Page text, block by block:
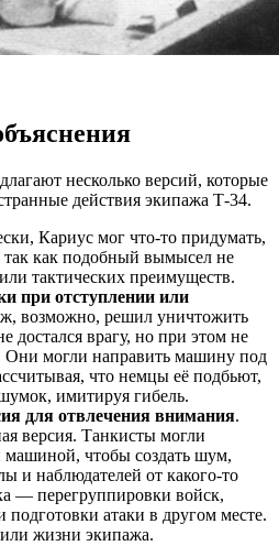
несколько версий, которые
действия экипажа Т-34.
Кариус мог что-то придумать,
так как подобный вымысел не
тактических преимуществ.
при отступлении или
возможно, решил уничтожить
достался врагу, но при этом не
Они могли направить машину под
что немцы её подбьют,
имитируя гибель.
для отвлечения внимания.
версия. Танкисты могли
машиной, чтобы создать шум,
и наблюдателей от какого-то
— перегруппировки войск,
подготовки атаки в другом месте.
жизни экипажа.